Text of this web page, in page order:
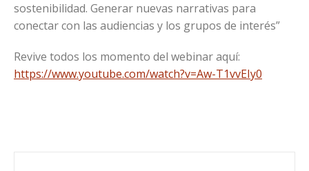
sostenibilidad. Generar nuevas narrativas para
conectar con las audiencias y los grupos de interés”
Revive todos los momento del webinar aquí:
https://www.youtube.com/watch?v=Aw-T1vvEIy0